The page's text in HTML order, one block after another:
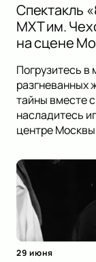
Спектакль
МХТ им.
на сцене
Погрузитесь в
разгневанных
тайны вместе
насладитесь
центре
29 июня